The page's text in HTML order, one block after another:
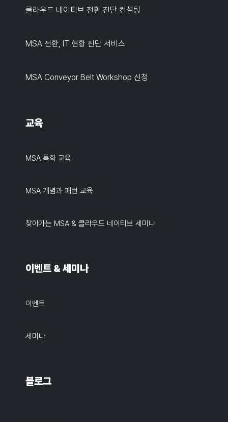
클라우드 네이티브 전환 진단 컨설팅
MSA 전환, IT 현황 진단 서비스
MSA Conveyor Belt Workshop 신청
교육
MSA 특화 교육
MSA 개념과 패턴 교육
찾아가는 MSA & 클라우드 네이티브 세미나
이벤트 & 세미나
이벤트
세미나
블로그